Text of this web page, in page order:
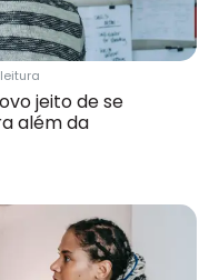
jeito de se
além da